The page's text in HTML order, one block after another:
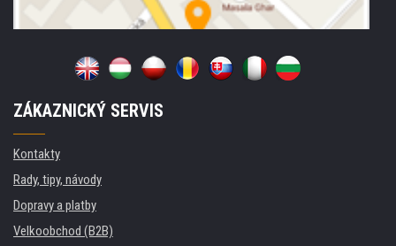
ZÁKAZNICKÝ SERVIS
Kontakty
Rady, tipy, návody
Dopravy a platby
Velkoobchod (B2B)